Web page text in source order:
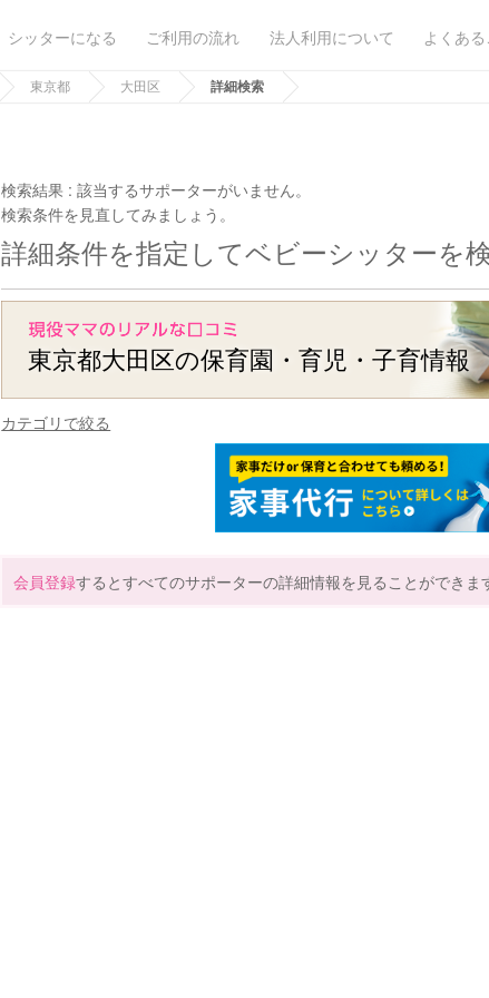
シッターになる ご利用の流れ 法人利用について よくあ
東京都 大田区 詳細検索
検索結果 :該当するサポーターがいません。
検索条件を見直してみましょう。
詳細条件を指定してベビーシッターを
東京都大田区の保育園・育児・子育情報
カテゴリで絞る
会員登録するとすべてのサポーターの詳細情報を見ることができま